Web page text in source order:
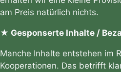
am Preis natürlich nichts.
★ Gesponserte Inhalte /
Manche Inhalte entstehen im
Kooperationen. Das betrifft